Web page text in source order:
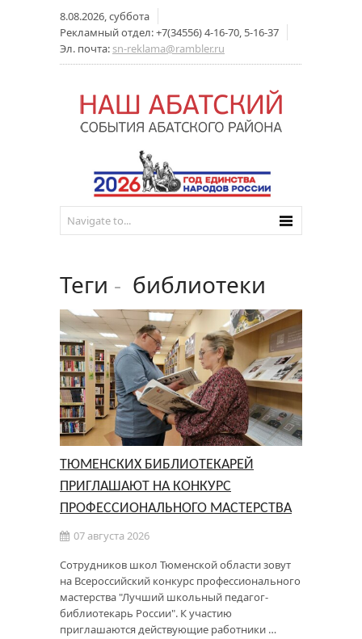
8.08.2026, суббота
Рекламный отдел: +7(34556) 4-16-70, 5-16-37
Эл. почта: sn-reklama@rambler.ru
Теги - библиотеки
ТЮМЕНСКИХ БИБЛИОТЕКАРЕЙ
ПРИГЛАШАЮТ НА КОНКУРС
ПРОФЕССИОНАЛЬНОГО МАСТЕРСТВА
07 августа 2026
Сотрудников школ Тюменской области зовут
на Всероссийский конкурс профессионального
мастерства "Лучший школьный педагог-
библиотекарь России". К участию
приглашаются действующие работники …